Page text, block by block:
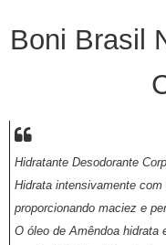
Boni Brasil
Hidratante Desodorante
Hidrata intensivamente
proporcionando maciez e
O óleo de Amêndoa hidrata